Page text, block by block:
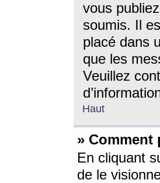
vous
soumis. Il
placé dans
que les
Veuillez
Haut
» Comment
En cliquant
de le